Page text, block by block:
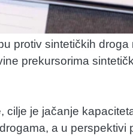
protiv sintetičkih
prekursorima
je jačanje
a u perspektivi